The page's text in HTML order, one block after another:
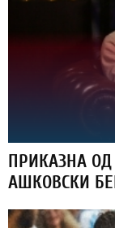
ПРИКАЗНА
АШКОВСКИ